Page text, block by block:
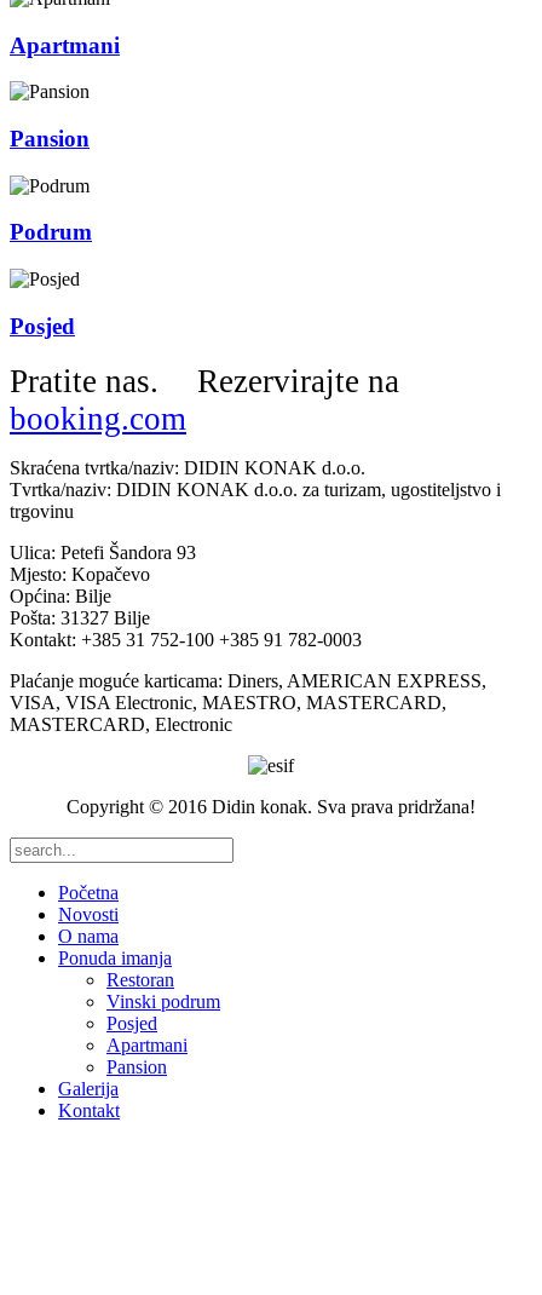
Apartmani
Pansion
Podrum
Posjed
Pratite nas.
Rezervirajte na
booking.com
Skraćena tvrtka/naziv: DIDIN KONAK d.o.o.
Tvrtka/naziv: DIDIN KONAK d.o.o. za turizam, ugostiteljstvo i
trgovinu
Ulica: Petefi Šandora 93
Mjesto: Kopačevo
Općina: Bilje
Pošta: 31327 Bilje
Kontakt: +385 31 752-100 +385 91 782-0003
Plaćanje moguće karticama: Diners, AMERICAN EXPRESS,
VISA, VISA Electronic, MAESTRO, MASTERCARD,
MASTERCARD, Electronic
Copyright © 2016 Didin konak. Sva prava pridržana!
Početna
Novosti
O nama
Ponuda imanja
Restoran
Vinski podrum
Posjed
Apartmani
Pansion
Galerija
Kontakt